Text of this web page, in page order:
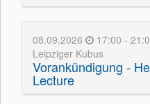
08.09.2026
17:00 -
Leipziger Kubus
Vorankündigung -
Lecture